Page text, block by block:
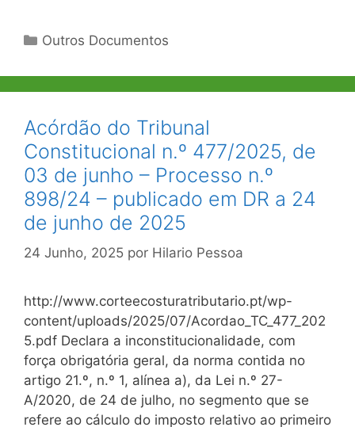
Categorias
Outros Documentos
Acórdão do Tribunal
Constitucional n.º 477/2025, de
03 de junho – Processo n.º
898/24 – publicado em DR a 24
de junho de 2025
24 Junho, 2025 por Hilario Pessoa
http://www.corteecosturatributario.pt/wp-
content/uploads/2025/07/Acordao_TC_477_202
5.pdf Declara a inconstitucionalidade, com
força obrigatória geral, da norma contida no
artigo 21.º, n.º 1, alínea a), da Lei n.º 27-
A/2020, de 24 de julho, no segmento que se
refere ao cálculo do imposto relativo ao primeiro